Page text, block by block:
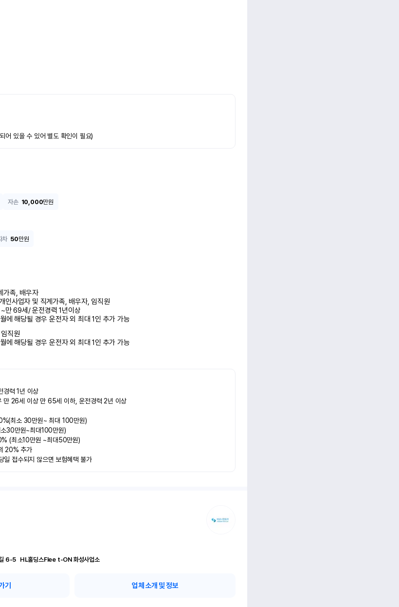
어 있을 수 있어 별도 확인이 필요)
자손 10,000만원
차 50만원
가족, 배우자
인사업자 및 직계가족, 배우자, 임직원
~만 69세/ 운전경력 1년이상
에 해당될 경우 운전자 외 최대 1인 추가 가능
직원
에 해당될 경우 운전자 외 최대 1인 추가 가능
경력 1년 이상
만 26세 이상 만 65세 이하, 운전경력 2년 이상
최소 30만원~ 최대 100만원)
30만원~최대100만원)
(최소10만원 ~최대50만원)
20% 추가
일 접수되지 않으면 보험혜택 불가
경기 화성시 서신면 재안골길 6-5	 HL홀딩스Flee t-ON 화성사업소
기 업체 소개 및 정보